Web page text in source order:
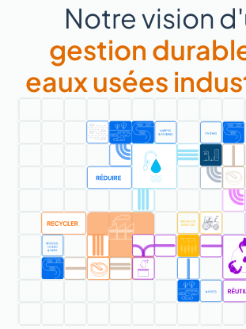
Notre vision
gestion
eaux usées